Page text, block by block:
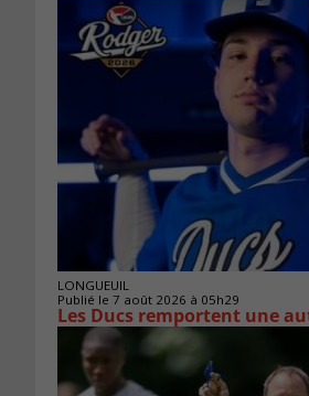
LONGUEUIL
Publié le 7 août 2026 à 05h29
Les Ducs remportent une